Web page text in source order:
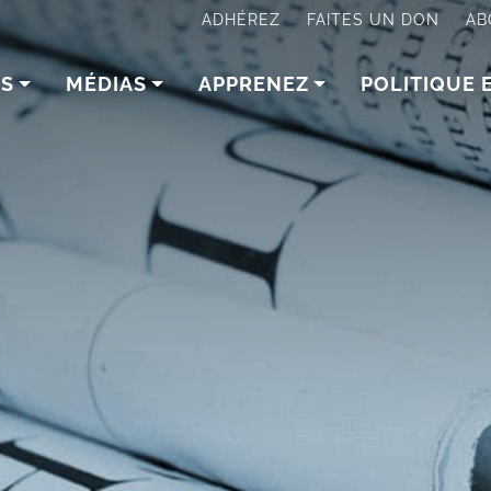
ADHÉREZ FAITES UN DON
MÉDIAS APPRENEZ POLITIQUE